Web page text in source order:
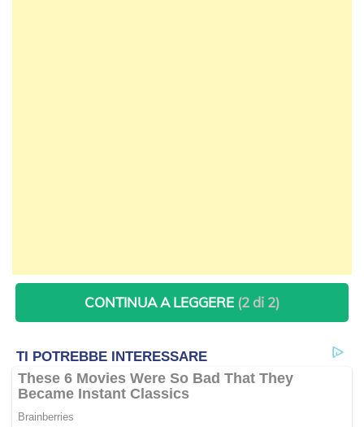
CONTINUA A LEGGERE (2 di 2)